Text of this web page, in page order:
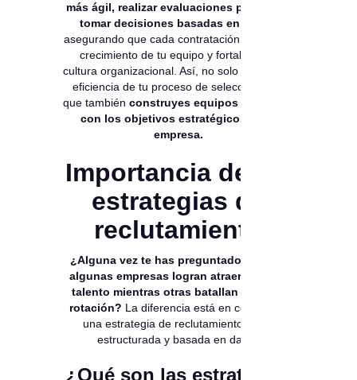
más ágil, realizar evaluaciones precisas y
tomar decisiones basadas en datos
asegurando que cada contratación impulse el
crecimiento de tu equipo y fortalezca la
cultura organizacional. Así, no solo mejoras la
eficiencia de tu proceso de selección, sino
que también construyes equipos alineados
con los objetivos estratégicos de tu
empresa.
Importancia de las
estrategias de
reclutamiento
¿Alguna vez te has preguntado por qué
algunas empresas logran atraer al mejor
talento mientras otras batallan con alta
rotación? La diferencia está en contar con
una estrategia de reclutamiento clara,
estructurada y basada en datos.
¿Qué son las estrategias